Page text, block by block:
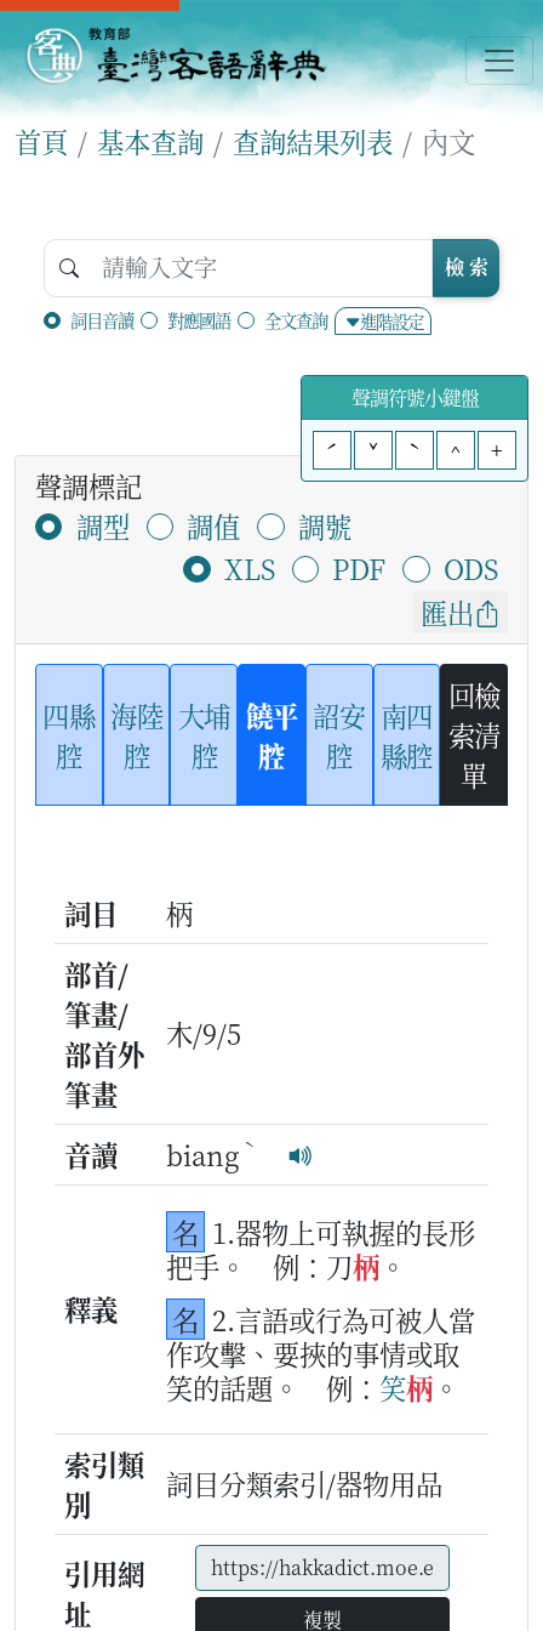
首頁 基本查詢 查詢結果列表 內文
詞目音讀 對應國語 全文查詢 進階設定
檢 索
聲調符號小鍵盤
ˊ
ˇ ˋ ^ +
聲調標記
調型
調值
調號
XLS
PDF
ODS
匯出
四縣
腔
海陸
腔
大埔
腔
饒平
腔
詔安
腔
南四
縣腔
回檢
索清
單
詞目
柄
部首/
筆畫/
部首外
筆畫
木/9/5
音讀 biang ˋ
釋義
名 1.器物上可執握的長形
把手。
例：刀柄 。
名 2.言語或行為可被人當
作攻擊、要挾的事情或取
笑的話題。
例： 笑柄 。
索引類
別
詞目分類索引/器物用品
引用網
址
複製